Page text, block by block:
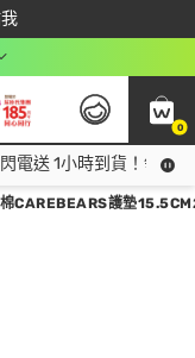
0
電送 1小時到貨！領神
CAREBEARS護墊